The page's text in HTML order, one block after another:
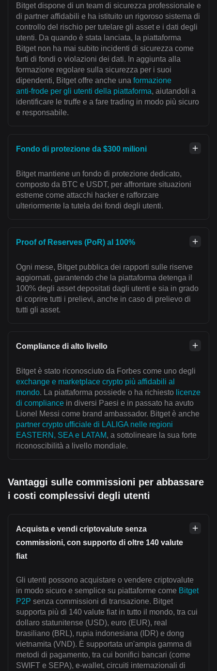
Bitget dispone di un team di sicurezza professionale e
di partner affidabili e ha istituito un rigoroso sistema di
controllo del rischio per tutelare gli asset e i dati degli
utenti. Da quando è stata lanciata, la piattaforma
Bitget non ha mai subito incidenti di sicurezza come
furti di fondi o violazioni dei dati. In aggiunta alla
formazione regolare sulla sicurezza per i suoi
dipendenti, Bitget offre anche una formazione
anti‑frode per gli utenti della piattaforma, aiutandoli a
identificare le truffe e a fare trading in modo più sicuro
e responsabile.
Fondo di protezione da $300 milioni
Bitget mantiene un fondo di protezione dedicato,
composto da BTC e USDT, per affrontare situazioni
estreme come attacchi hacker e rafforzare
ulteriormente la tutela dei fondi degli utenti.
Proof of Reserves (PoR) al 100%
Ogni mese, Bitget pubblica dei rapporti sulle riserve
aggiornati, garantendo che la piattaforma detenga il
100% degli asset depositati dagli utenti e sia in grado
di coprire tutti i prelievi, anche in caso di prelievo di
tutti gli asset.
Compliance di alto livello
Bitget è stato riconosciuto da Forbes come uno degli
exchange e marketplace crypto più affidabili al
mondo. La piattaforma possiede o ha richiesto licenze
di compliance in diversi Paesi e in passato ha avuto
Lionel Messi come brand ambassador. Bitget è anche
partner crypto ufficiale di LALIGA nelle regioni
EASTERN, SEA e LATAM, a sottolineare la sua forte
riconoscibilità a livello mondiale.
Vantaggi sulle commissioni per abbassare
i costi complessivi degli utenti
Acquista e vendi criptovalute senza
commissioni, con supporto di oltre 140 valute
fiat
Gli utenti possono acquistare o vendere criptovalute
in modo sicuro e semplice su piattaforme come Bitget
P2P senza commissioni di transazione. Bitget
supporta più di 140 valute fiat in tutto il mondo, tra cui
dollaro statunitense (USD), euro (EUR), real
brasiliano (BRL), rupia indonesiana (IDR) e dong
vietnamita (VND). È supportata un'ampia gamma di
metodi di pagamento, tra cui bonifici bancari (come
SWIFT e SEPA), e-wallet, circuiti internazionali di